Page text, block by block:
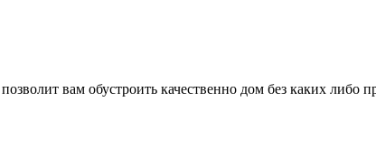
вам обустроить качественно дом без каких